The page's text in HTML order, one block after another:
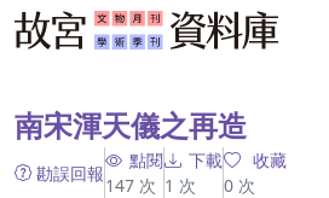
南宋渾天儀之再造
勘誤回報
點閱
147 次
下載
1 次
收藏
0 次